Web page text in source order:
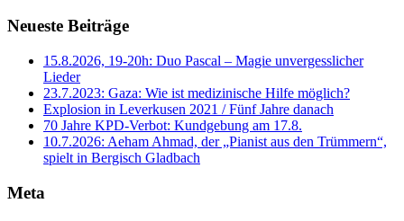
Neueste Beiträge
15.8.2026, 19-20h: Duo Pascal – Magie unvergesslicher
Lieder
23.7.2023: Gaza: Wie ist medizinische Hilfe möglich?
Explosion in Leverkusen 2021 / Fünf Jahre danach
70 Jahre KPD‑Verbot: Kundgebung am 17.8.
10.7.2026: Aeham Ahmad, der „Pianist aus den Trümmern“,
spielt in Bergisch Gladbach
Meta